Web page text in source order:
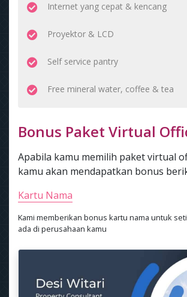
Internet yang cepat & kencang
Proyektor & LCD
Self service pantry
Free mineral water, coffee & tea
Bonus Paket Virtual
Apabila kamu memilih paket virtual
kamu akan mendapatkan bonus
Kartu Nama
Kami memberikan bonus kartu nama untuk
ada di perusahaan kamu